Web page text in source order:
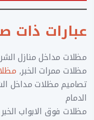
عبارات ذات
مظلات مداخل منازل
مظلات ممرات الخبر,
تصاميم مظلات مداخل
الدمام
مظلات فوق الابواب الخبر